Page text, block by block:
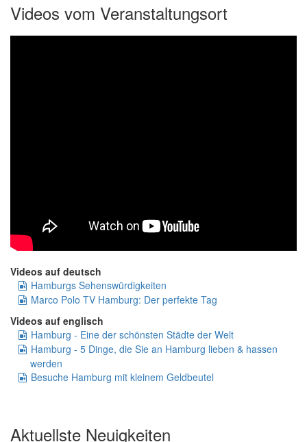
Videos vom Veranstaltungsort
Videos auf deutsch
Hamburgs Sehenswürdigkeiten
Marco Polo TV Hamburg: Der perfekte Tag
Videos auf englisch
Hamburg - Eine der schönsten Städte der Welt
Hamburg - 5 Dinge, die Sie an Hamburg lieben & hassen
werden
Besuche Hamburg mit kleinem Geldbeutel
Aktuellste Neuigkeiten